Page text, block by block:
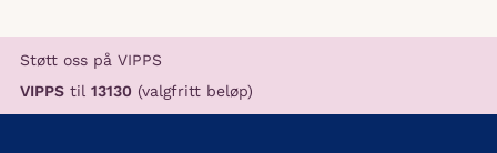
Støtt oss på VIPPS
VIPPS til 13130 (valgfritt beløp)